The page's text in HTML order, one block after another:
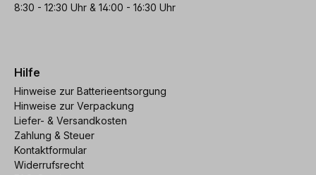
8:30 - 12:30 Uhr & 14:00 - 16:30 Uhr
Hilfe
Hinweise zur Batterieentsorgung
Hinweise zur Verpackung
Liefer- & Versandkosten
Zahlung & Steuer
Kontaktformular
Widerrufsrecht